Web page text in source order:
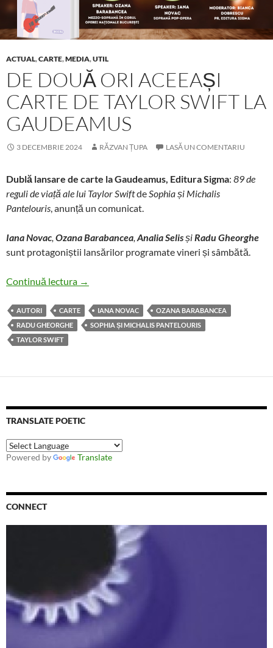
ACTUAL,CARTE,MEDIA,UTIL
DE DOUĂ ORI ACEEAȘI
CARTE DE TAYLOR SWIFT LA
GAUDEAMUS
3 DECEMBRIE 2024 RĂZVAN ȚUPA LASĂ UN COMENTARIU
Dublă lansare de carte la Gaudeamus, Editura Sigma: 89 de
reguli de viață ale lui Taylor SwiftdeSophia și Michalis
Pantelouris, anunță un comunicat.
Iana Novac, Ozana Barabancea, Analia SelisșiRadu Gheorghe
sunt protagoniștii lansărilor programate vineri și sâmbătă.
Continuă lectura De două ori aceeași carte de Taylor Swift la
→
AUTORI CARTE IANA NOVAC
OZANA BARABANCEA
RADU GHEORGHE
SOPHIA ȘI MICHALIS PANTELOURIS
TAYLOR SWIFT
TRANSLATE POETIC
Powered by Translate
CONNECT